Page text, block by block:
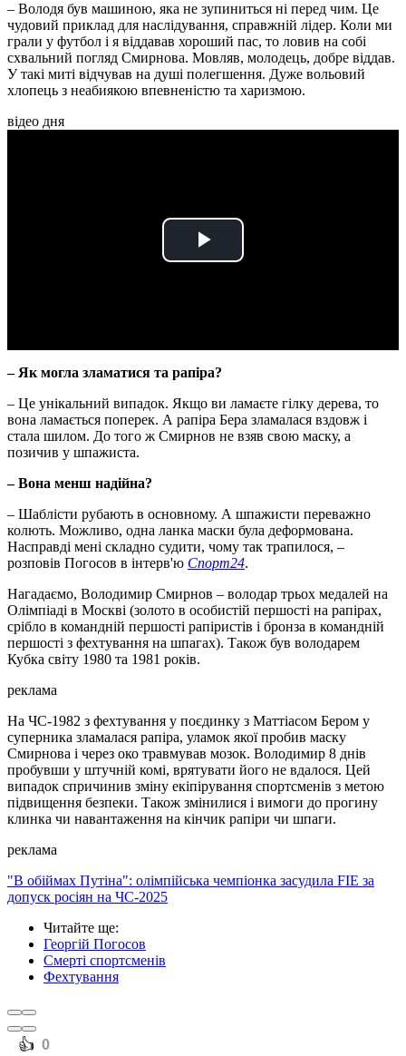
– Володя був машиною, яка не зупиниться ні перед чим. Це
чудовий приклад для наслідування, справжній лідер. Коли ми
грали у футбол і я віддавав хороший пас, то ловив на собі
схвальний погляд Смирнова. Мовляв, молодець, добре віддав.
У такі миті відчував на душі полегшення. Дуже вольовий
хлопець з неабиякою впевненістю та харизмою.
відео дня
Play
– Як могла зламатися та рапіра?
– Це унікальний випадок. Якщо ви ламаєте гілку дерева, то
вона ламається поперек. А рапіра Бера зламалася вздовж і
стала шилом. До того ж Смирнов не взяв свою маску, а
позичив у шпажиста.
– Вона менш надійна?
– Шаблісти рубають в основному. А шпажисти переважно
колють. Можливо, одна ланка маски була деформована.
Насправді мені складно судити, чому так трапилося, –
розповів Погосов в інтерв'ю Спорт24.
Нагадаємо, Володимир Смирнов – володар трьох медалей на
Олімпіаді в Москві (золото в особистій першості на рапірах,
срібло в командній першості рапіристів і бронза в командній
першості з фехтування на шпагах). Також був володарем
Кубка світу 1980 та 1981 років.
реклама
На ЧС-1982 з фехтування у поєдинку з Маттіасом Бером у
суперника зламалася рапіра, уламок якої пробив маску
Смирнова і через око травмував мозок. Володимир 8 днів
пробувши у штучній комі, врятувати його не вдалося. Цей
випадок спричинив зміну екіпірування спортсменів з метою
підвищення безпеки. Також змінилися і вимоги до прогину
клинка чи навантаження на кінчик рапіри чи шпаги.
реклама
"В обіймах Путіна": олімпійська чемпіонка засудила FIE за
допуск росіян на ЧС-2025
Читайте ще:
Георгій Погосов
Смерті спортсменів
Фехтування
️👍 0